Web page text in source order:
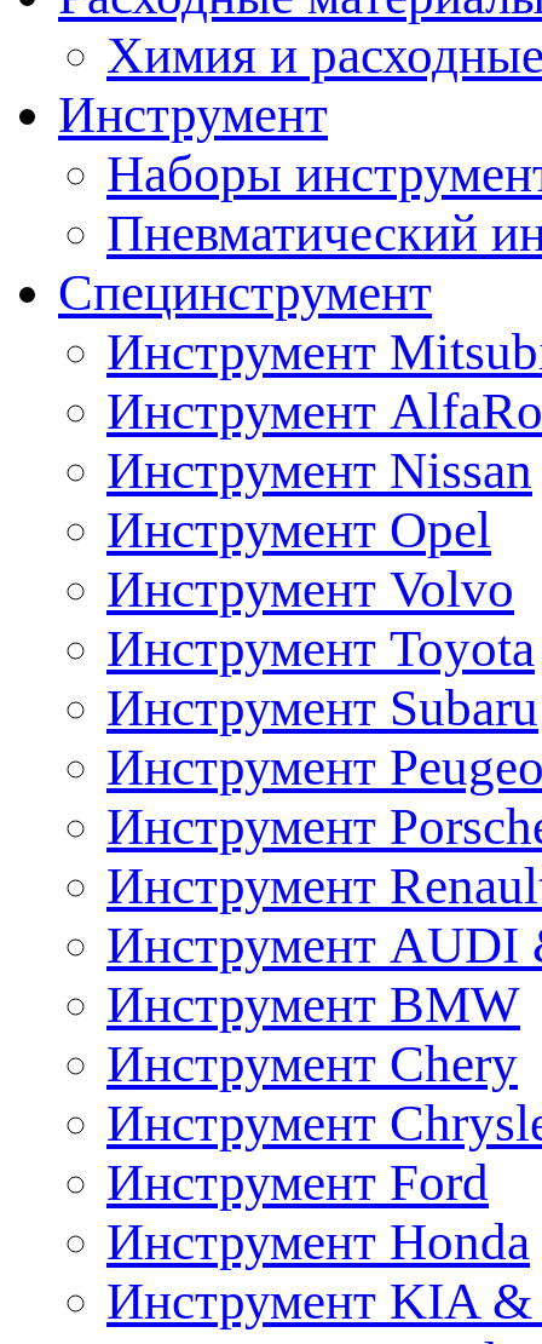
Химия и
Инструмент
Наборы
Пневматический
Специнструмент
Инструмент
Инструмент
Инструмент Nissan
Инструмент Opel
Инструмент Volvo
Инструмент Toyota
Инструмент Subaru
Инструмент
Инструмент
Инструмент
Инструмент AUDI
Инструмент BMW
Инструмент Chery
Инструмент
Инструмент Ford
Инструмент Honda
Инструмент KIA